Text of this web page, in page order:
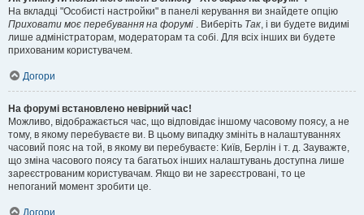
На вкладці "Особисті настройки" в панелі керування ви знайдете опцію
Приховати моє перебування на форумі . Виберіть Так, і ви будете видимі
лише адміністраторам, модераторам та собі. Для всіх інших ви будете
прихованим користувачем.
Догори
На форумі встановлено невірний час!
Можливо, відображається час, що відповідає іншому часовому поясу, а не
тому, в якому перебуваєте ви. В цьому випадку змініть в налаштуваннях
часовий пояс на той, в якому ви перебуваєте: Київ, Берлін і т. д. Зауважте,
що зміна часового поясу та багатьох інших налаштувань доступна лише
зареєстрованим користувачам. Якщо ви не зареєстровані, то це
непоганий момент зробити це.
Догори